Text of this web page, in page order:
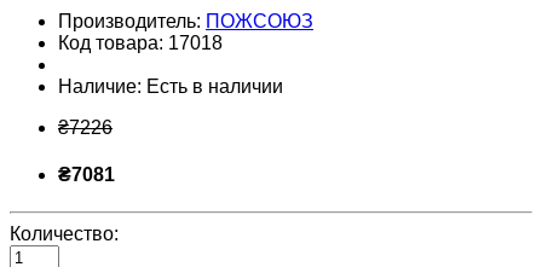
Производитель: ПОЖСОЮЗ
Код товара: 17018
Наличие: Есть в наличии
₴7226
₴7081
Количество: